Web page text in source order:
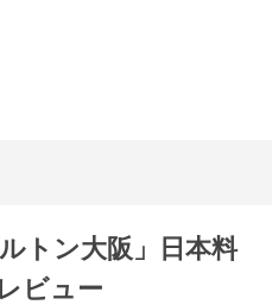
トン大阪」日本料
ビュー